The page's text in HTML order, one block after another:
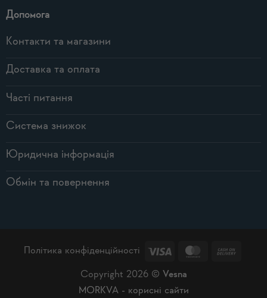
Допомога
Контакти та магазини
Доставка та оплата
Часті питання
Система знижок
Юридична інформація
Обмін та повернення
Політика конфіденційності Visa MasterCard
Copyright 2026 © Vesna
MORKVA - корисні сайти